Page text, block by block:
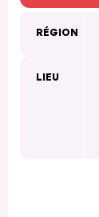
RÉGION
LIEU